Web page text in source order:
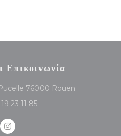
Επικοινωνία
76000 Rouen((ανοίγει σε
23 11 85
Instagram ((ανοίγει σε νέο